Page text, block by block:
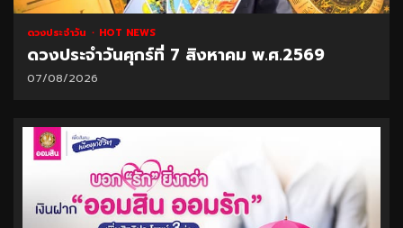
ดวงประจำวัน HOT NEWS
ดวงประจำวันศุกร์ที่ 7 สิงหาคม พ.ศ.2569
07/08/2026